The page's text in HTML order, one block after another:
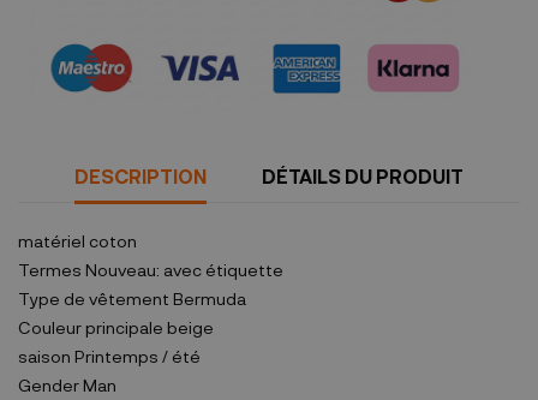
(à modifier dans le module "Réassurance")
DESCRIPTION DÉTAILS DU PRODUIT
matériel coton
Termes Nouveau: avec étiquette
Type de vêtement Bermuda
Couleur principale beige
saison Printemps / été
Gender Man